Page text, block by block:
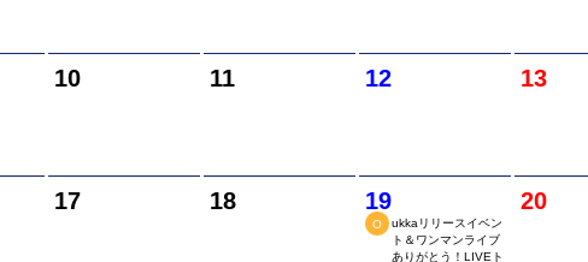
10 11 12 13
17 18 19
O
ukkaリリースイベン
ト＆ワンマンライブ
ありがとう！LIVEト
20